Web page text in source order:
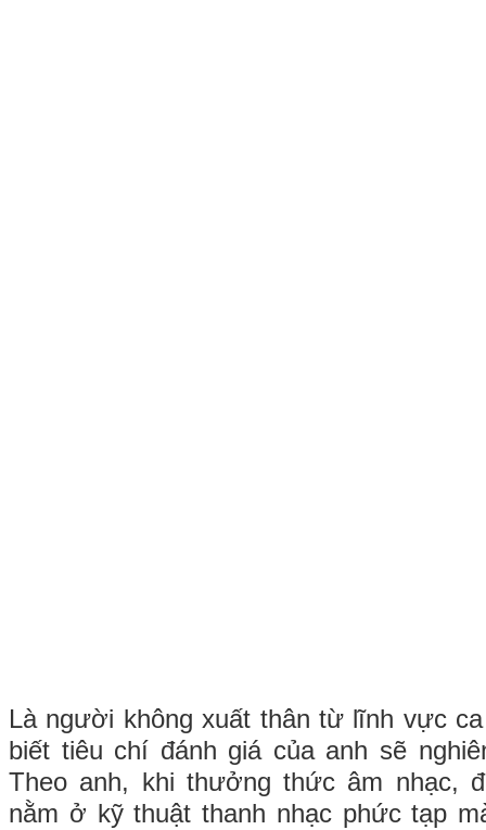
Là người không xuất thân từ lĩnh vực
biết tiêu chí đánh giá của anh sẽ
Theo anh, khi thưởng thức âm nhạc,
nằm ở kỹ thuật thanh nhạc phức tạp